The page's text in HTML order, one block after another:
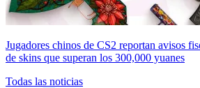
Jugadores chinos de CS2 reportan avisos
de skins que superan los 300,000 yuanes
Todas las noticias